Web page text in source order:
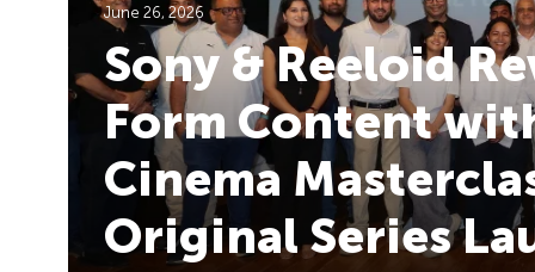
June 26, 2026
Sony & Reeloid
Form Content
Cinema
Original Series